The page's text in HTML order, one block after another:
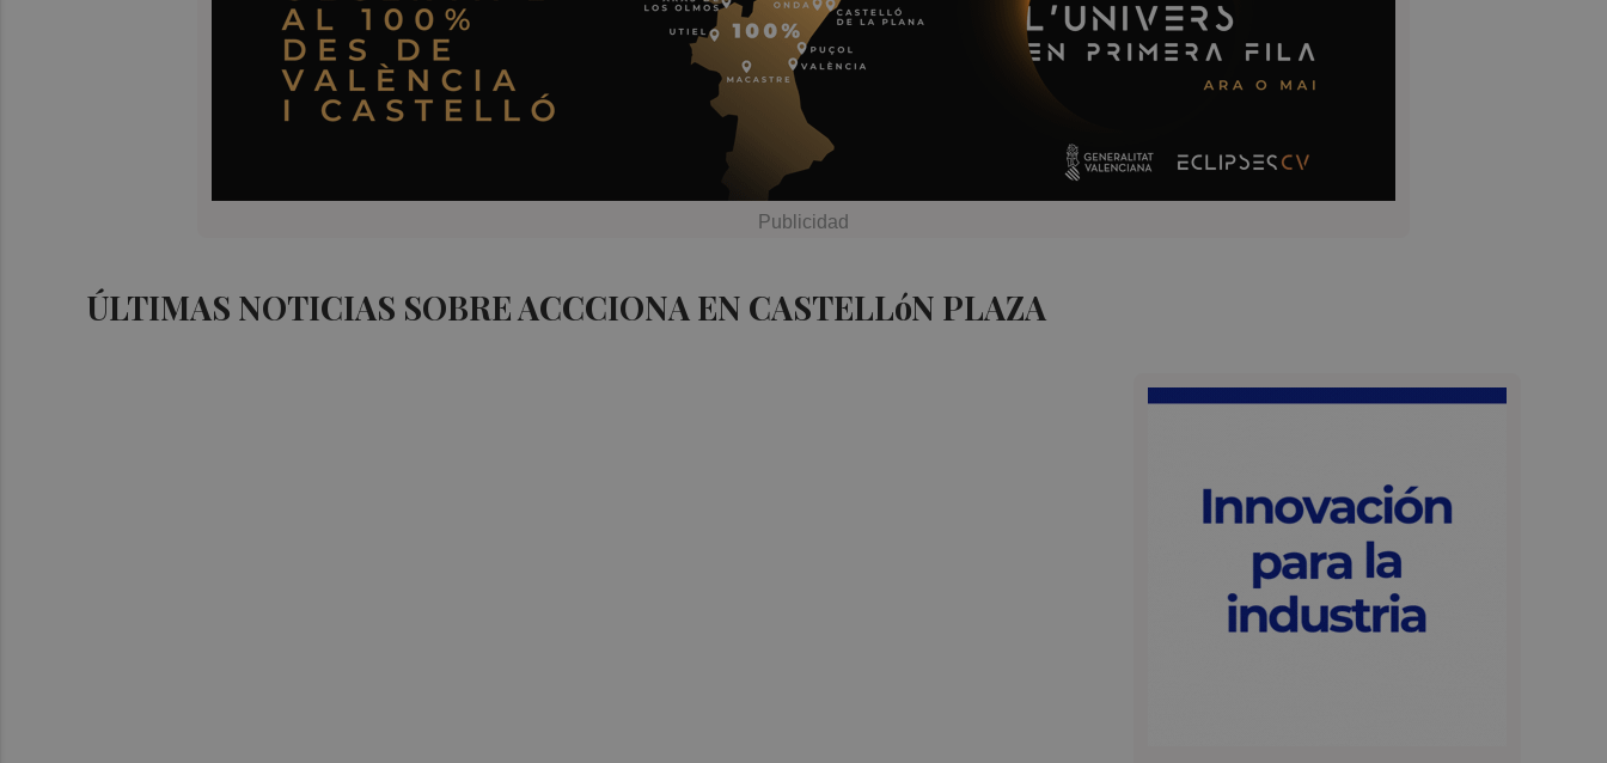
ÚLTIMAS NOTICIAS SOBRE ACCCIONA EN CASTELLóN PLAZA